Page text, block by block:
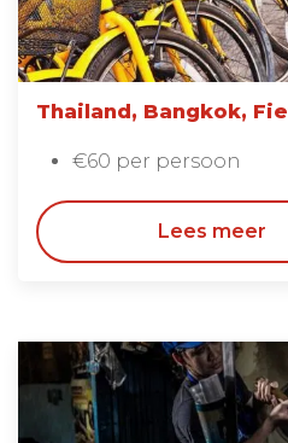
Thailand, Bangkok,
€60 per persoon
Lees meer